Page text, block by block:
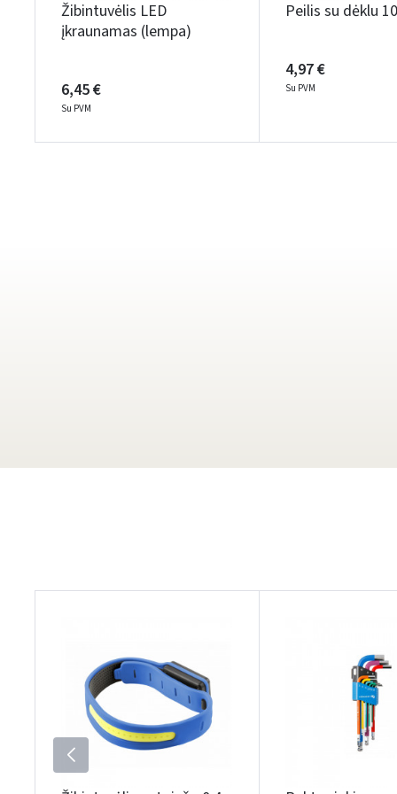
Žibintuvėlis LED
įkraunamas (lempa)
6,45 €
Su PVM
Peilis su dėklu
4,97 €
Su PVM